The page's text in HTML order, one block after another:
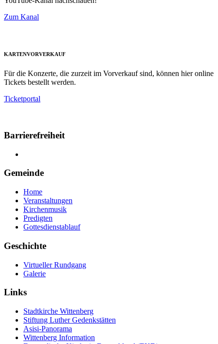
Zum Kanal
KARTENVORVERKAUF
Für die Konzerte, die zurzeit im Vorverkauf sind, können hier online
Tickets bestellt werden.
Ticketportal
Barrierefreiheit
Gemeinde
Home
Veranstaltungen
Kirchenmusik
Predigten
Gottesdienstablauf
Geschichte
Virtueller Rundgang
Galerie
Links
Stadtkirche Wittenberg
Stiftung Luther Gedenkstätten
Asisi-Panorama
Wittenberg Information